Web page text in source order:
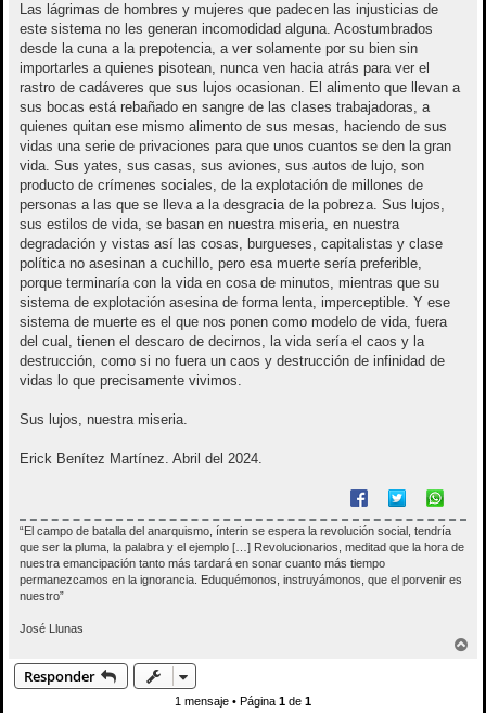
Las lágrimas de hombres y mujeres que padecen las injusticias de
este sistema no les generan incomodidad alguna. Acostumbrados
desde la cuna a la prepotencia, a ver solamente por su bien sin
importarles a quienes pisotean, nunca ven hacia atrás para ver el
rastro de cadáveres que sus lujos ocasionan. El alimento que llevan a
sus bocas está rebañado en sangre de las clases trabajadoras, a
quienes quitan ese mismo alimento de sus mesas, haciendo de sus
vidas una serie de privaciones para que unos cuantos se den la gran
vida. Sus yates, sus casas, sus aviones, sus autos de lujo, son
producto de crímenes sociales, de la explotación de millones de
personas a las que se lleva a la desgracia de la pobreza. Sus lujos,
sus estilos de vida, se basan en nuestra miseria, en nuestra
degradación y vistas así las cosas, burgueses, capitalistas y clase
política no asesinan a cuchillo, pero esa muerte sería preferible,
porque terminaría con la vida en cosa de minutos, mientras que su
sistema de explotación asesina de forma lenta, imperceptible. Y ese
sistema de muerte es el que nos ponen como modelo de vida, fuera
del cual, tienen el descaro de decirnos, la vida sería el caos y la
destrucción, como si no fuera un caos y destrucción de infinidad de
vidas lo que precisamente vivimos.
Sus lujos, nuestra miseria.
Erick Benítez Martínez. Abril del 2024.
“El campo de batalla del anarquismo, ínterin se espera la revolución social, tendría
que ser la pluma, la palabra y el ejemplo […] Revolucionarios, meditad que la hora de
nuestra emancipación tanto más tardará en sonar cuanto más tiempo
permanezcamos en la ignorancia. Eduquémonos, instruyámonos, que el porvenir es
nuestro”
José Llunas
Responder
1 mensaje • Página 1 de 1